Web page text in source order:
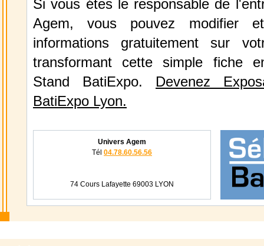
Si vous étes le responsable de
Agem, vous pouvez modifier
informations gratuitement sur
transformant cette simple fiche
Stand BatiExpo. Devenez
BatiExpo Lyon.
Univers Agem
Tél 04.78.60.56.56
74 Cours Lafayette 69003 LYON